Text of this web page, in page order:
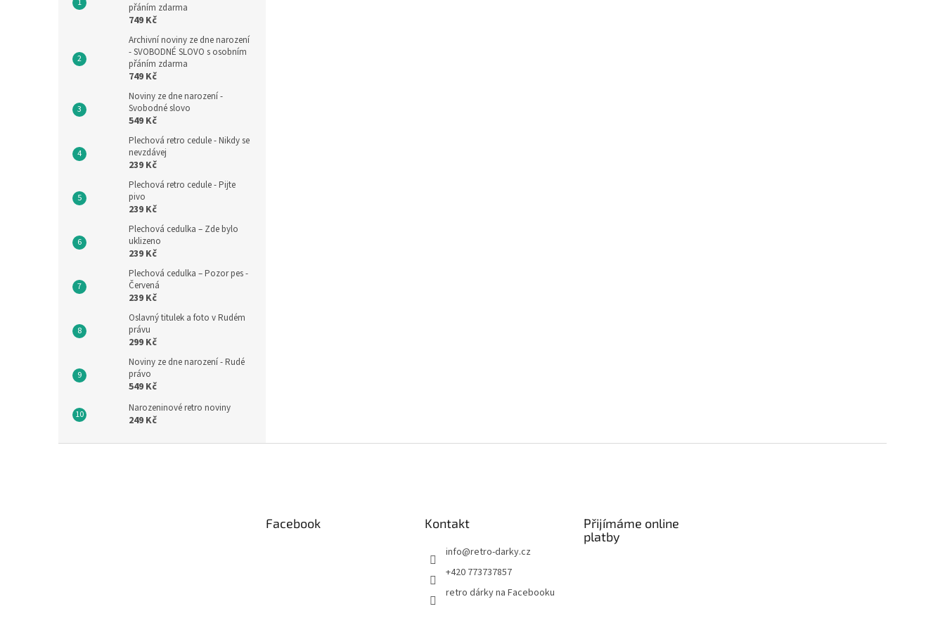
přáním zdarma
749 Kč
Archivní noviny ze dne narození
- SVOBODNÉ SLOVO s osobním
přáním zdarma
749 Kč
Noviny ze dne narození -
Svobodné slovo
549 Kč
Plechová retro cedule - Nikdy se
nevzdávej
239 Kč
Plechová retro cedule - Pijte
pivo
239 Kč
Plechová cedulka – Zde bylo
uklizeno
239 Kč
Plechová cedulka – Pozor pes -
Červená
239 Kč
Oslavný titulek a foto v Rudém
právu
299 Kč
Noviny ze dne narození - Rudé
právo
549 Kč
Narozeninové retro noviny
249 Kč
Facebook Kontakt
info@retro-darky.cz
+420 773737857
retro dárky na Facebooku
Přijímáme online
platby